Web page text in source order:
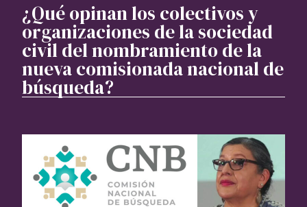
¿Qué opinan los colectivos y
organizaciones de la sociedad
civil del nombramiento de la
nueva comisionada nacional de
búsqueda?